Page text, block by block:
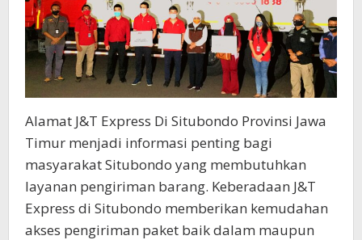
Alamat J&T Express Di Situbondo Provinsi Jawa
Timur menjadi informasi penting bagi
masyarakat Situbondo yang membutuhkan
layanan pengiriman barang. Keberadaan J&T
Express di Situbondo memberikan kemudahan
akses pengiriman paket baik dalam maupun